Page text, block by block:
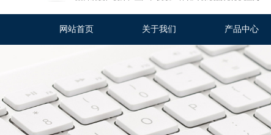
网站首页 关于我们 产品中心